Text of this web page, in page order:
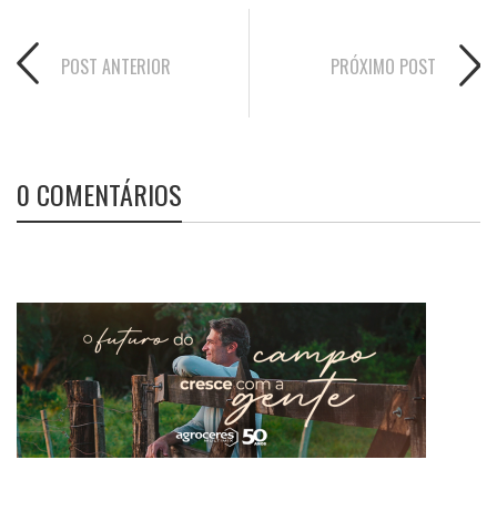
POST ANTERIOR PRÓXIMO POST
0 COMENTÁRIOS